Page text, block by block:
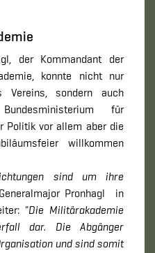
der Kommandant der
konnte nicht nur
Vereins, sondern auch
für
Politik vor allem aber die
willkommen
sind um ihre
Pronhagl in
"Die Militärakademie
dar. Die Abgänger
und sind somit